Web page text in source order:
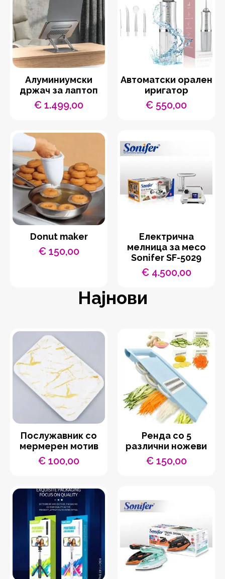
Aлуминиумски
држач за лаптоп
€ 1.499,00
Автоматски орален
иригатор
€ 550,00
Donut maker
€150,00
Eлектрична
мелница за месо
Sonifer SF-5029
€4.500,00
Најнови
Послужавник со
мермерен мотив
€ 100,00
Ренда со 5
различни ножеви
€150,00